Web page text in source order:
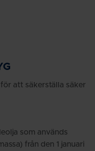
att säkerställa säker
som används
från den 1 januari